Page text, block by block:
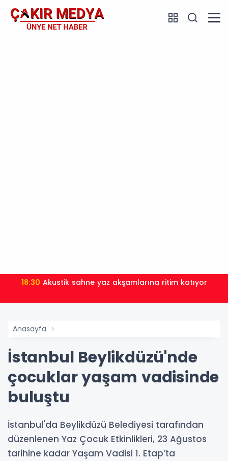
18:30 Akustik sahne yaz akşamlarına ritim katıyor
Anasayfa
İstanbul Beylikdüzü'nde
çocuklar yaşam vadisinde
buluştu
İstanbul'da Beylikdüzü Belediyesi tarafından
düzenlenen Yaz Çocuk Etkinlikleri, 23 Ağustos
tarihine kadar Yaşam Vadisi 1. Etap’ta